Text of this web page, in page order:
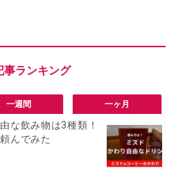
一週間 一ヶ月
な飲み物は3種類！
んでみた